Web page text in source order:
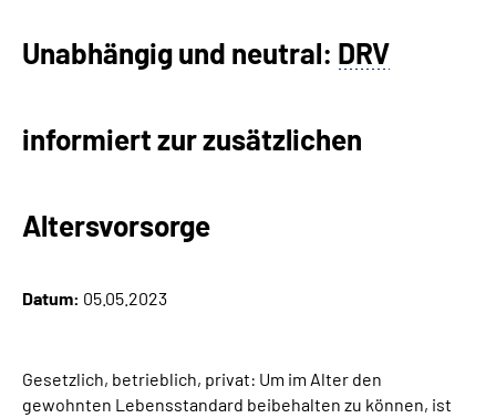
Experten
Language
Unabhängig und neutral: DRV
informiert zur zusätzlichen
Altersvorsorge
Datum: 05.05.2023
Gesetzlich, betrieblich, privat: Um im Alter den
gewohnten Lebensstandard beibehalten zu können, ist